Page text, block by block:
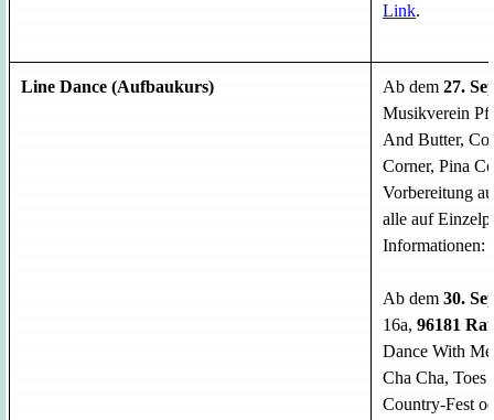
Link.
Line Dance (Aufbaukurs) Ab dem 27.
Musikverein
And Butter,
Corner, Pina
Vorbereitung
alle auf
Informationen:
Ab dem 30.
16a, 96181
Dance With
Cha Cha, Toes
Country-Fest